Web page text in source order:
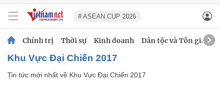
# ASEAN CUP 2026
Chính trị Thời sự Kinh doanh Dân tộc và Tôn giáo
Khu Vực Đại Chiến 2017
Tin tức mới nhất về Khu Vực Đại Chiến 2017